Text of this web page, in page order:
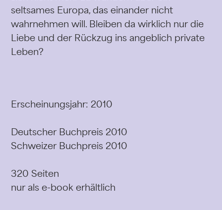
seltsames Europa, das einander nicht
wahrnehmen will. Bleiben da wirklich nur die
Liebe und der Rückzug ins angeblich private
Leben?
Erscheinungsjahr: 2010
Deutscher Buchpreis 2010
Schweizer Buchpreis 2010
320 Seiten
nur als e-book erhältlich